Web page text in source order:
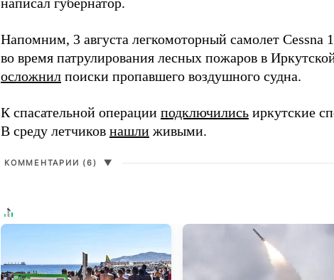
написал губернатор.
Напомним, 3 августа легкомоторный самолет Cessna
во время патрулирования лесных пожаров в
осложнил поиски пропавшего воздушного судна.
К спасательной операции подключились иркутские
В среду летчиков нашли живыми.
КОММЕНТАРИИ (6) ▼